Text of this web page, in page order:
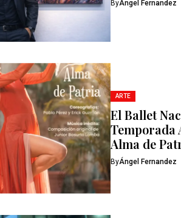
ByÁngel Fernandez
ARTE
El Ballet
Temporada
Alma de
ByÁngel Fernandez